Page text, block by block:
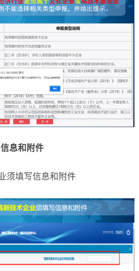
息和附件
须填写信息和附件